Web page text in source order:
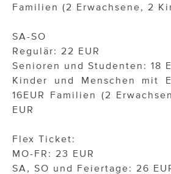
Familien (2 Erwachsene, 2
SA-SO
Regulär: 22 EUR
Senioren und Studenten: 18
Kinder und Menschen mit
16EUR Familien (2
EUR
Flex Ticket:
MO-FR: 23 EUR
SA, SO und Feiertage: 26